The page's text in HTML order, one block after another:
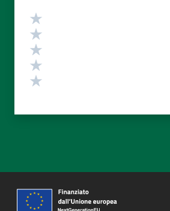
Valutazione